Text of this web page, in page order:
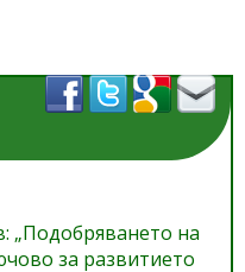
на
за развитието